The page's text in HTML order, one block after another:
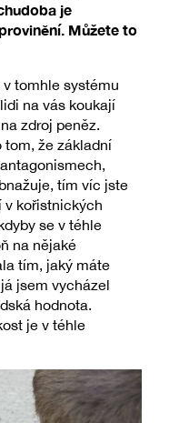
je
Můžete to
tomhle systému
na vás koukají
zdroj peněz.
tom, že základní
tím víc jste
v kořistnických
se v téhle
na nějaké
tím, jaký máte
jsem vycházel
hodnota.
je v téhle